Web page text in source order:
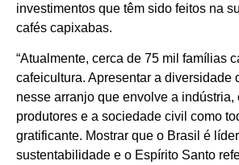
investimentos que têm sido feitos na
cafés capixabas.
“Atualmente, cerca de 75 mil famílias
cafeicultura. Apresentar a diversidade
nesse arranjo que envolve a indústria,
produtores e a sociedade civil como
gratificante. Mostrar que o Brasil é
sustentabilidade e o Espírito Santo